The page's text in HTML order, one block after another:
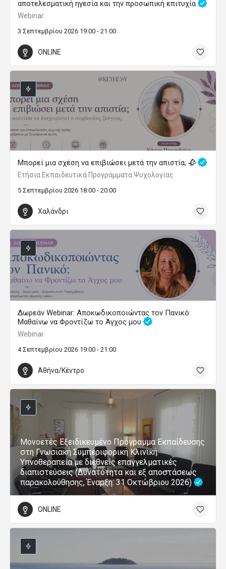
αποτελεσματική ηγεσία και την προσωπική επιτυχία
Webinar
3 Σεπτεμβρίου 2026 19:00 - 21:00
ONLINE
Μπορεί μια σχέση να επιβιώσει μετά την απιστία; 🥀
Ετήσια Εκπαιδευτικά Προγράμματα Ψυχολογίας
5 Σεπτεμβρίου 2026 18:00 - 20:00
Χαλάνδρι
Δωρεάν Webinar: Αποκωδικοποιώντας τον Πανικό:
Μαθαίνω να Φροντίζω το Άγχος μου
Webinar
4 Σεπτεμβρίου 2026 19:00 - 21:00
Αθήνα/Κέντρο
Μονοετές Εξειδικευμένο Πρόγραμμα Εκπαίδευσης
στη Γνωσιακή Συμπεριφορική Κλινική
Υπνοθεραπεία με διεθνείς επαγγελματικές
διαπιστεύσεις (Δυνατότητα και εξ αποστάσεως
παρακολούθησης, Έναρξη: 31 Οκτώβριου 2026)
ONLINE